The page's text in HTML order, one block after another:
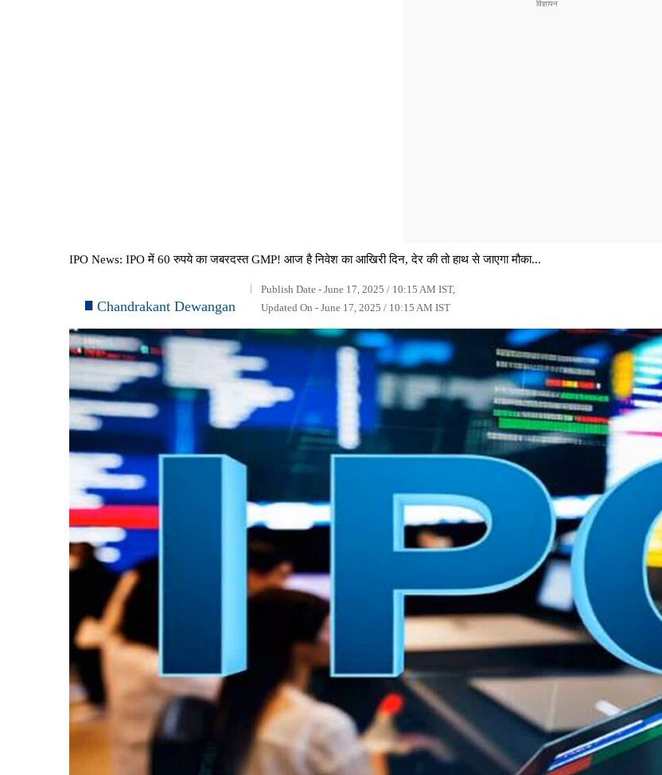
IPO News: IPO में 60 रुपये का जबरदस्त GMP! आज है निवेश का आखिरी दिन, देर की तो हाथ से जाएगा मौका...
Chandrakant Dewangan
Publish Date - June 17, 2025 / 10:15 AM IST,
Updated On - June 17, 2025 / 10:15 AM IST